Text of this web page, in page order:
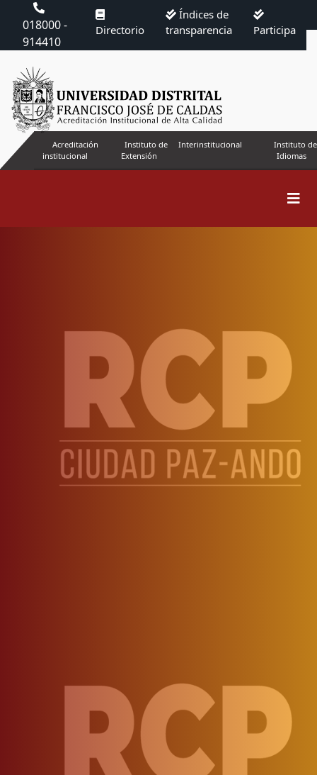
018000 -
914410
Directorio
Índices de
transparencia
Participa
Acreditación
institucional
Instituto de
Extensión
Interinstitucional
Instituto de
Idiomas